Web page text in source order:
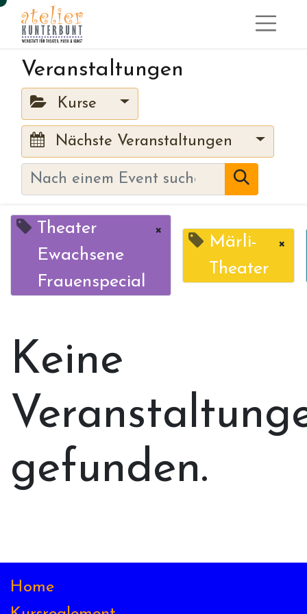
Veranstaltungen
Kurse
Nächste Veranstaltungen
Theater
Ewachsene
Frauenspecial
×
Märli-
Theater
×
Keine
gefunden.
Home